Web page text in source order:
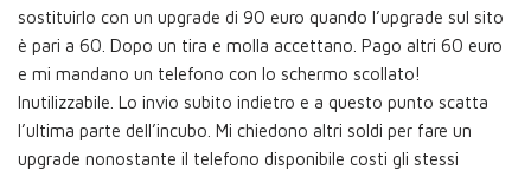
sostituirlo con un upgrade di 90 euro quando l’upgrade sul sito
è pari a 60. Dopo un tira e molla accettano. Pago altri 60 euro
e mi mandano un telefono con lo schermo scollato!
Inutilizzabile. Lo invio subito indietro e a questo punto scatta
l’ultima parte dell’incubo. Mi chiedono altri soldi per fare un
upgrade nonostante il telefono disponibile costi gli stessi